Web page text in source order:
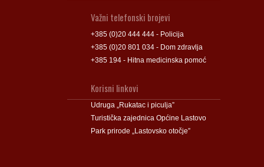
Važni telefonski brojevi
+385 (0)20 444 444 - Policija
+385 (0)20 801 034 - Dom zdravlja
+385 194 - Hitna medicinska pomoć
Korisni linkovi
Udruga „Rukatac i piculja”
Turistička zajednica Općine Lastovo
Park prirode „Lastovsko otočje”